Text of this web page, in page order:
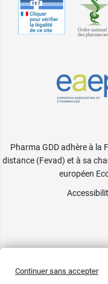
Pharma GDD adhère à la
distance (Fevad) et à sa
européen
Continuer sans accepter